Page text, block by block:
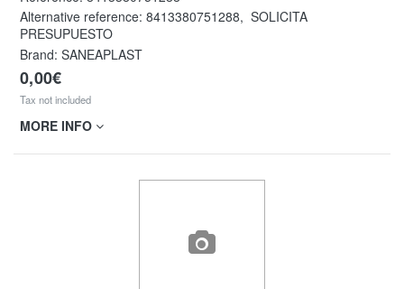
Alternative reference: 8413380751288, SOLICITA
PRESUPUESTO
Brand: SANEAPLAST
0,00€
Tax not included
MORE INFO